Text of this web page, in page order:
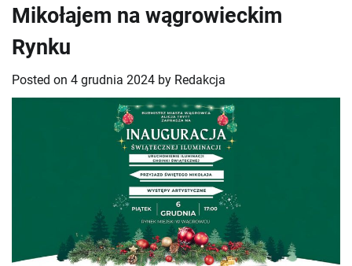
Mikołajem na wągrowieckim
Rynku
Posted on 4 grudnia 2024 by Redakcja